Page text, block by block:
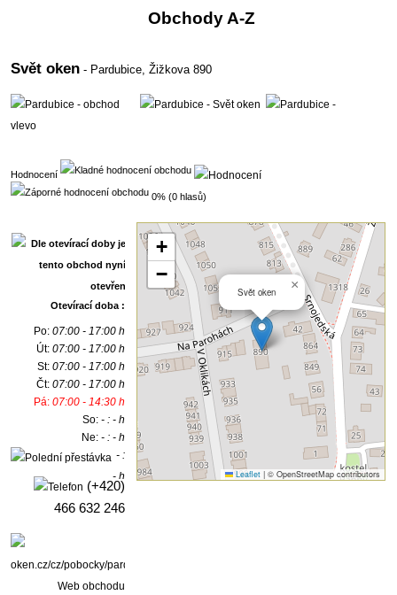
Obchody A-Z
Svět oken - Pardubice,Žižkova 890
Hodnocení
0% (0 hlasů)
Otevírací doba :
Po:07:00 - 17:00 h
Út:07:00 - 17:00 h
St:07:00 - 17:00 h
Čt:07:00 - 17:00 h
Pá:07:00 - 14:30 h
So:- : - h
Ne:- : - h
- :
- h
(+420)
466 632 246
Web obchodu
Svět oken ×
+
−
Leaflet |© OpenStreetMap contributors